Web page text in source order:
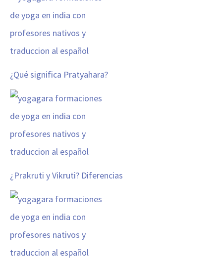
¿Qué significa Pratyahara?
¿Prakruti y Vikruti? Diferencias